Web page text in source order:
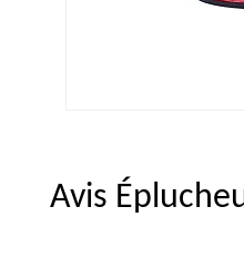
Avis